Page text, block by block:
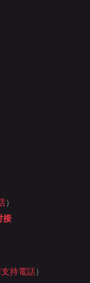
）
接
持電話）